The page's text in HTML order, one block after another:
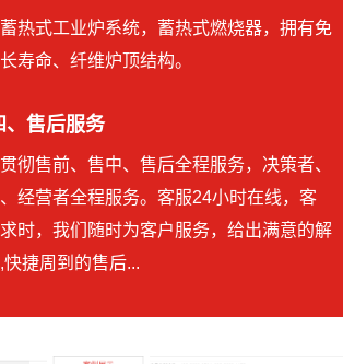
热式工业炉系统，蓄热式燃烧器，拥有免
寿命、纤维炉顶结构。
、售后服务
彻售前、售中、售后全程服务，决策者、
经营者全程服务。客服24小时在线，客
时，我们随时为客户服务，给出满意的解
快捷周到的售后...